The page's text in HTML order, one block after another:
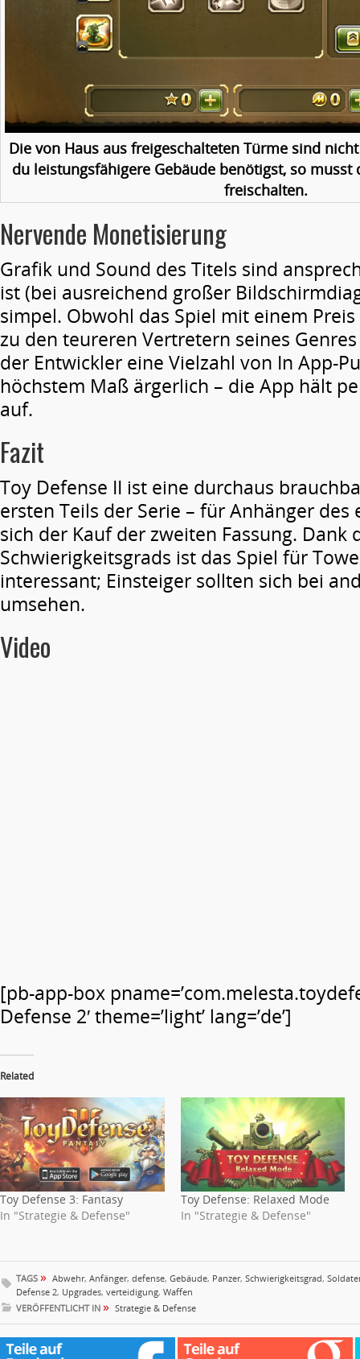
Die von Haus aus freigeschalteten Türme sind
du leistungsfähigere Gebäude benötigst, so musst
freischalten.
Nervende Monetisierung
Grafik und Sound des Titels sind
ist (bei ausreichend großer
simpel. Obwohl das Spiel mit einem
zu den teureren Vertretern seines
der Entwickler eine Vielzahl von In App-
höchstem Maß ärgerlich – die App hält
auf.
Fazit
Toy Defense II ist eine durchaus
ersten Teils der Serie – für Anhänger des
sich der Kauf der zweiten Fassung. Dank
Schwierigkeitsgrads ist das Spiel für
interessant; Einsteiger sollten sich bei
umsehen.
Video
[pb-app-box
Defense 2′ theme=’light’ lang=’de’]
Related
Toy Defense 3: Fantasy
In "Strategie & Defense"
Toy Defense: Relaxed Mode
In "Strategie & Defense"
TAGS » Abwehr, Anfänger, defense, Gebäude, Panzer, Schwierigkeitsgrad,
Defense 2, Upgrades, verteidigung, Waffen
VERÖFFENTLICHT IN » Strategie & Defense